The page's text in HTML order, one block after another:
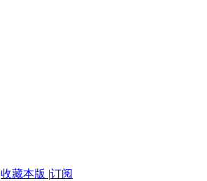
收藏本版 |订阅